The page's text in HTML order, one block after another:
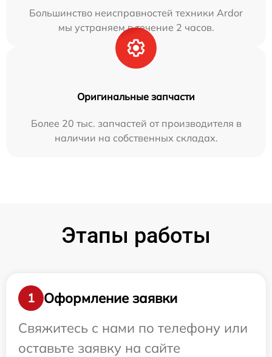
Большинство неисправностей техники Ardor
мы устраняем в течение 2 часов.
Оригинальные запчасти
Более 20 тыс. запчастей от производителя в
наличии на собственных складах.
Этапы работы
1
Оформление заявки
Свяжитесь с нами по телефону или
оставьте заявку на сайте